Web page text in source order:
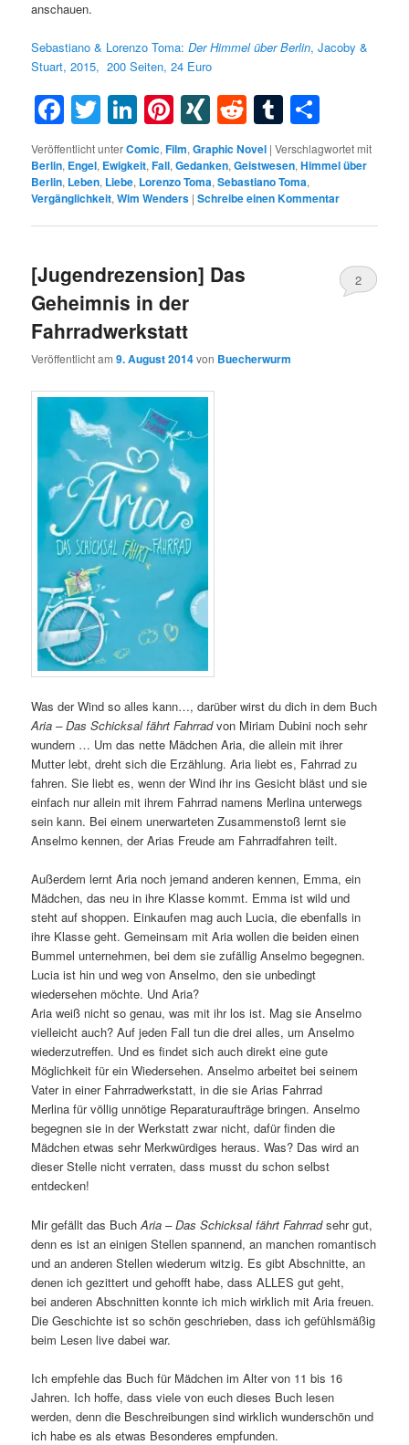
anschauen.
Sebastiano & Lorenzo Toma:DerHimmel über Berlin,Jacoby &
Stuart, 2015, 200 Seiten, 24 Euro
Facebook
Twitter
LinkedIn
Pinterest
XINGRedditTumblr
Veröffentlicht unterComic,Film,Graphic Novel |Verschlagwortet mit
Berlin, Engel, Ewigkeit,Fall,Gedanken,Geistwesen,Himmel über
Berlin, Leben, Liebe, Lorenzo Toma,Sebastiano Toma,
Vergänglichkeit,Wim Wenders |Schreibe einen Kommentar
[Jugendrezension] Das
Geheimnis in der
Fahrradwerkstatt
Veröffentlicht am9. August 2014von Buecherwurm
2
Was der Wind so alles kann…, darüber wirst du dich in dem Buch
Aria – Das Schicksal fährt Fahrradvon Miriam Dubini noch sehr
wundern … Um das nette Mädchen Aria, die allein mit ihrer
Mutter lebt, dreht sich die Erzählung. Aria liebt es, Fahrrad zu
fahren. Sie liebt es, wenn der Wind ihr ins Gesicht bläst und sie
einfach nur allein mit ihrem Fahrrad namens Merlina unterwegs
sein kann. Bei einem unerwarteten Zusammenstoß lernt sie
Anselmo kennen, der Arias Freude am Fahrradfahren teilt.
Außerdem lernt Aria noch jemand anderen kennen, Emma, ein
Mädchen, das neu in ihre Klasse kommt. Emma ist wild und
steht auf shoppen. Einkaufen mag auch Lucia, die ebenfalls in
ihre Klasse geht. Gemeinsam mit Aria wollen die beiden einen
Bummel unternehmen, bei dem sie zufällig Anselmo begegnen.
Lucia ist hin und weg von Anselmo, den sie unbedingt
wiedersehen möchte. Und Aria?
Aria weiß nicht so genau, was mit ihr los ist. Mag sie Anselmo
vielleicht auch? Auf jeden Fall tun die drei alles, um Anselmo
wiederzutreffen. Und es findet sich auch direkt eine gute
Möglichkeit für ein Wiedersehen. Anselmo arbeitet bei seinem
Vater in einer Fahrradwerkstatt, in die sie Arias Fahrrad
Merlina für völlig unnötige Reparaturaufträge bringen. Anselmo
begegnen sie in der Werkstatt zwar nicht, dafür finden die
Mädchen etwas sehr Merkwürdiges heraus. Was? Das wird an
dieser Stelle nicht verraten, dass musst du schon selbst
entdecken!
Mir gefällt das BuchAria – Das Schicksal fährt Fahrradsehr gut,
denn es ist an einigen Stellen spannend, an manchen romantisch
und an anderen Stellen wiederum witzig. Es gibt Abschnitte, an
denen ich gezittert und gehofft habe, dass ALLES gut geht,
bei anderen Abschnitten konnte ich mich wirklich mit Aria freuen.
Die Geschichte ist so schön geschrieben, dass ich gefühlsmäßig
beim Lesen live dabei war.
Ich empfehle das Buch für Mädchen im Alter von 11 bis 16
Jahren. Ich hoffe, dass viele von euch dieses Buch lesen
werden, denn die Beschreibungen sind wirklich wunderschön und
ich habe es als etwas Besonderes empfunden.